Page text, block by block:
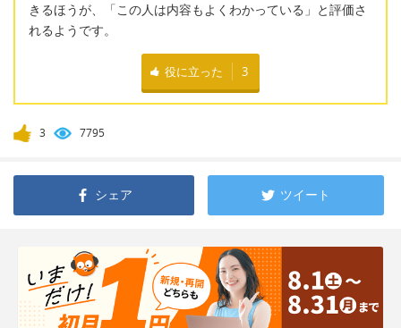
きるほうが、「この人は内容もよくわかっている」と評価さ
れるようです。
役に立った 3
3 7795
シェア ツイート